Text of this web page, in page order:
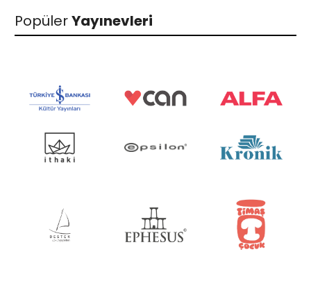
PopülerYayınevleri